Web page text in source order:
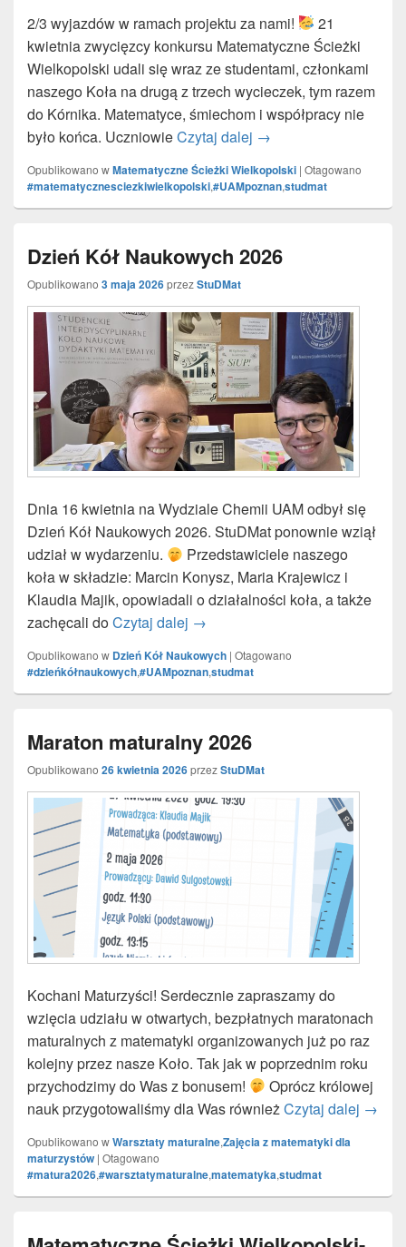
2/3 wyjazdów w ramach projektu za nami!
21
kwietnia zwycięzcy konkursu Matematyczne Ścieżki
Wielkopolski udali się wraz ze studentami, członkami
naszego Koła na drugą z trzech wycieczek, tym razem
do Kórnika. Matematyce, śmiechom i współpracy nie
było końca. UczniowieCzytaj dalej Matematyczne
→
Opublikowano wMatematyczne Ścieżki Wielkopolski | Otagowano
#matematycznesciezkiwielkopolski,#UAMpoznan,studmat
Dzień Kół Naukowych 2026
Opublikowano 3 maja 2026przezStuDMat
Dnia 16 kwietnia na Wydziale Chemii UAM odbył się
Dzień Kół Naukowych 2026. StuDMat ponownie wziął
udział w wydarzeniu.
Przedstawiciele naszego
koła w składzie: Marcin Konysz, Maria Krajewicz i
Klaudia Majik, opowiadali o działalności koła, a także
zachęcali doCzytaj dalej Dzień Kół Naukowych 2026
→
Opublikowano w Dzień Kół Naukowych | Otagowano
#dzieńkółnaukowych,#UAMpoznan,studmat
Maraton maturalny 2026
Opublikowano 26 kwietnia 2026przezStuDMat
Kochani Maturzyści! Serdecznie zapraszamy do
wzięcia udziału w otwartych, bezpłatnych maratonach
maturalnych z matematyki organizowanych już po raz
kolejny przez nasze Koło. Tak jak w poprzednim roku
przychodzimy do Was z bonusem!
Oprócz królowej
nauk przygotowaliśmy dla Was równieżCzytaj dalej →
Opublikowano wWarsztaty maturalne,Zajęcia z matematyki dla
maturzystów | Otagowano
#matura2026,#warsztatymaturalne,matematyka,studmat